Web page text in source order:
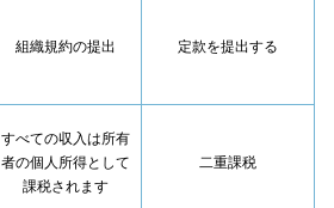
組織規約の提出 定款を提出する
すべての収入は所有
者の個人所得として
課税されます
二重課税